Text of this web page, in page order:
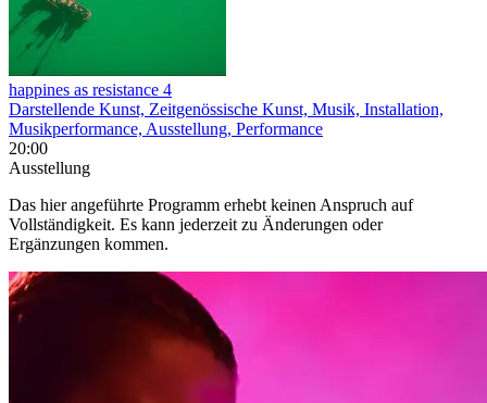
happines as resistance 4
Darstellende Kunst, Zeitgenössische Kunst, Musik, Installation,
Musikperformance, Ausstellung, Performance
20:00
Ausstellung
Das hier angeführte Programm erhebt keinen Anspruch auf
Vollständigkeit. Es kann jederzeit zu Änderungen oder
Ergänzungen kommen.